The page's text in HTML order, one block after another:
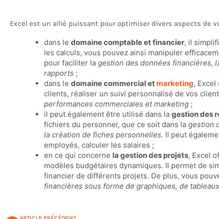
Excel est un allié puissant pour optimiser divers aspects de
dans le domaine comptable et financier, il
les calculs, vous pouvez ainsi manipuler
pour faciliter la gestion des données financières,
rapports ;
dans le domaine commercial etmarketing,
clients, réaliser un suivi personnalisé de vos
performances commerciales et marketing ;
il peut également être utilisé dans la gestion des
fichiers du personnel, que ce soit dans la gestion
la création de fiches personnelles. Il peut
employés, calculer les salaires ;
en ce qui concerne la gestion des projets, Excel
modèles budgétaires dynamiques. Il permet de
financier de différents projets. De plus, vous
financières sous forme de graphiques, de